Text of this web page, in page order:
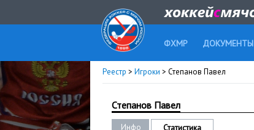
ФХМР ДОКУМЕНТЫ
Реестр > Игроки > Степанов Павел
Степанов Павел
Инфо Статистика